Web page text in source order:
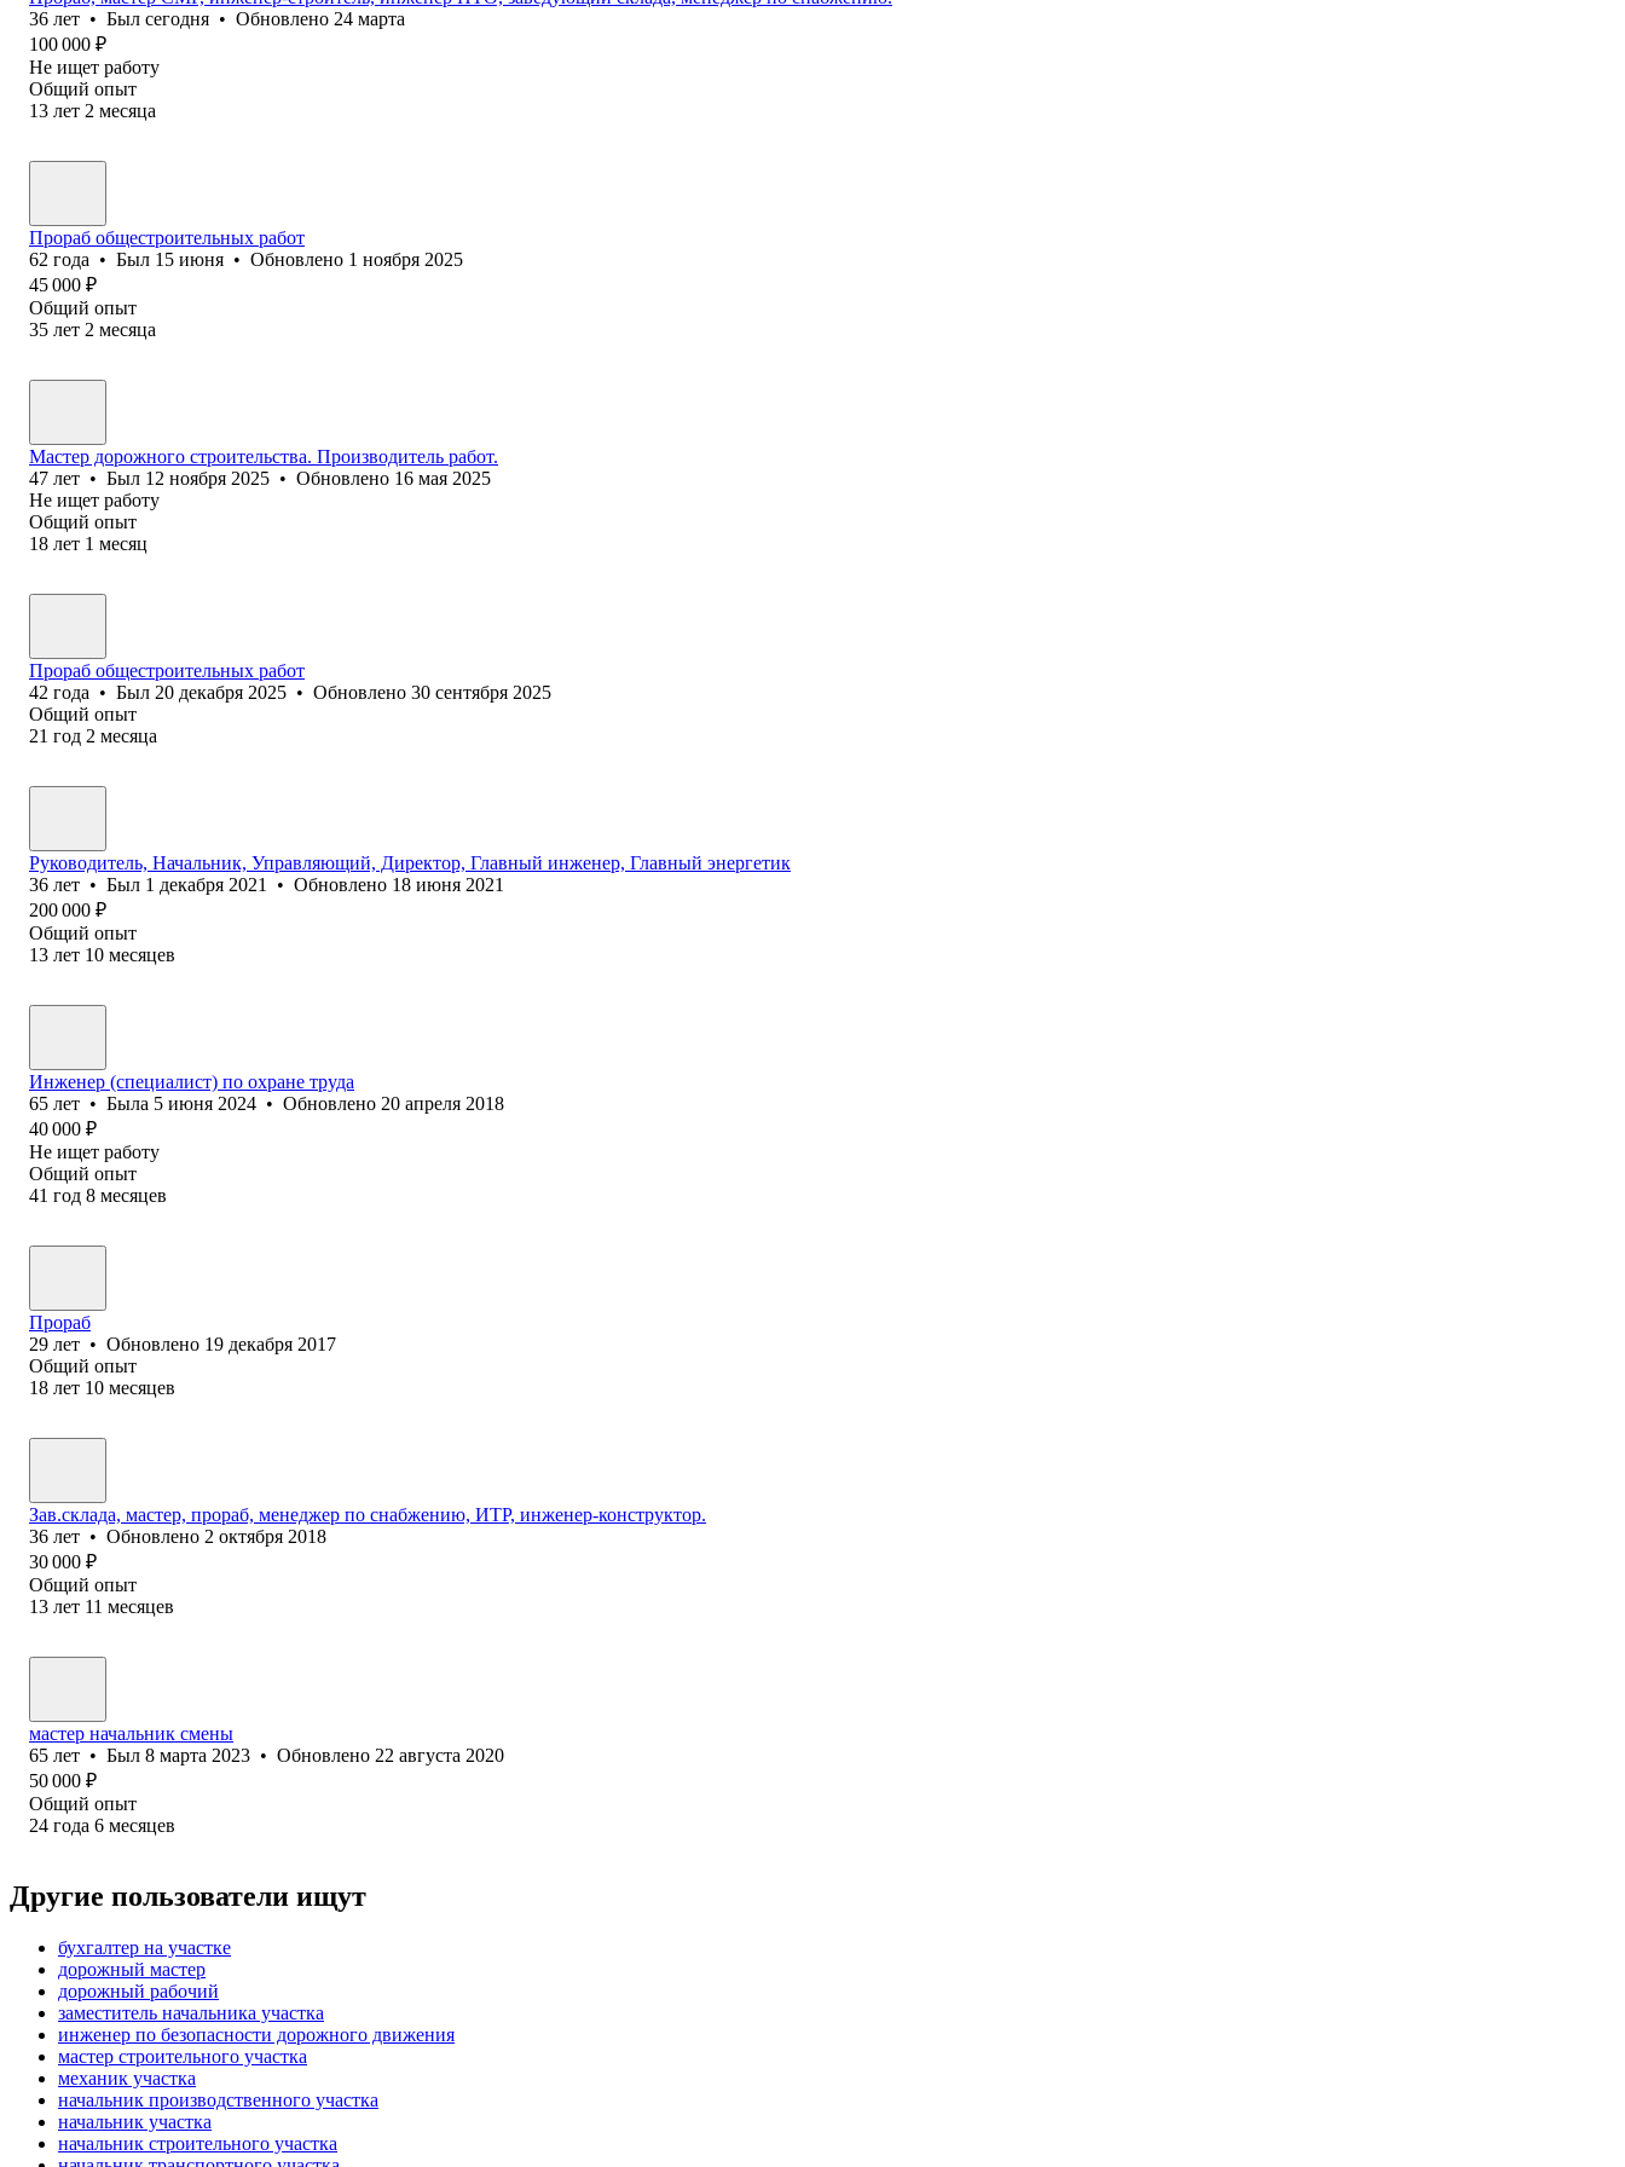
36 лет • Был сегодня • Обновлено 24 марта
100 000 ₽
Не ищет работу
Общий опыт
13 лет 2 месяца
Прораб общестроительных работ
62 года • Был 15 июня • Обновлено 1 ноября 2025
45 000 ₽
Общий опыт
35 лет 2 месяца
Мастер дорожного строительства. Производитель работ.
47 лет • Был 12 ноября 2025 • Обновлено 16 мая 2025
Не ищет работу
Общий опыт
18 лет 1 месяц
Прораб общестроительных работ
42 года • Был 20 декабря 2025 • Обновлено 30 сентября 2025
Общий опыт
21 год 2 месяца
Руководитель, Начальник, Управляющий, Директор, Главный инженер, Главный энергетик
36 лет • Был 1 декабря 2021 • Обновлено 18 июня 2021
200 000 ₽
Общий опыт
13 лет 10 месяцев
Инженер (специалист) по охране труда
65 лет • Была 5 июня 2024 • Обновлено 20 апреля 2018
40 000 ₽
Не ищет работу
Общий опыт
41 год 8 месяцев
Прораб
29 лет • Обновлено 19 декабря 2017
Общий опыт
18 лет 10 месяцев
Зав.склада, мастер, прораб, менеджер по снабжению, ИТР, инженер-конструктор.
36 лет • Обновлено 2 октября 2018
30 000 ₽
Общий опыт
13 лет 11 месяцев
мастер начальник смены
65 лет • Был 8 марта 2023 • Обновлено 22 августа 2020
50 000 ₽
Общий опыт
24 года 6 месяцев
Другие пользователи ищут
бухгалтер на участке
дорожный мастер
дорожный рабочий
заместитель начальника участка
инженер по безопасности дорожного движения
мастер строительного участка
механик участка
начальник производственного участка
начальник участка
начальник строительного участка